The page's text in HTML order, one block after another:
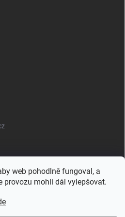
web pohodlně fungoval, a
provozu mohli dál vylepšovat.